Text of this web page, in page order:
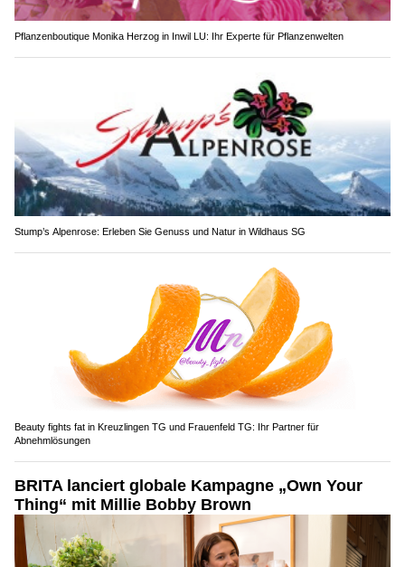
Pflanzenboutique Monika Herzog in Inwil LU: Ihr Experte für Pflanzenwelten
Stump’s Alpenrose: Erleben Sie Genuss und Natur in Wildhaus SG
Beauty fights fat in Kreuzlingen TG und Frauenfeld TG: Ihr Partner für
Abnehmlösungen
BRITA lanciert globale Kampagne „Own Your
Thing“ mit Millie Bobby Brown